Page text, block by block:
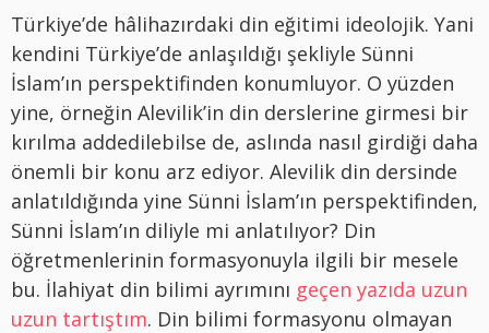
Türkiye’de hâlihazırdaki din eğitimi ideolojik. Yani
kendini Türkiye’de anlaşıldığı şekliyle Sünni
İslam’ın perspektifinden konumluyor. O yüzden
yine, örneğin Alevilik’in din derslerine girmesi bir
kırılma addedilebilse de, aslında nasıl girdiği daha
önemli bir konu arz ediyor. Alevilik din dersinde
anlatıldığında yine Sünni İslam’ın perspektifinden,
Sünni İslam’ın diliyle mi anlatılıyor? Din
öğretmenlerinin formasyonuyla ilgili bir mesele
bu. İlahiyat din bilimi ayrımını geçen yazıda uzun
uzun tartıştım. Din bilimi formasyonu olmayan